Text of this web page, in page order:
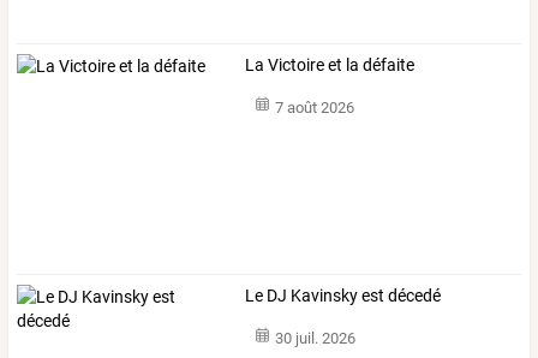
La Victoire et la défaite
7 août 2026
Le DJ Kavinsky est décedé
30 juil. 2026